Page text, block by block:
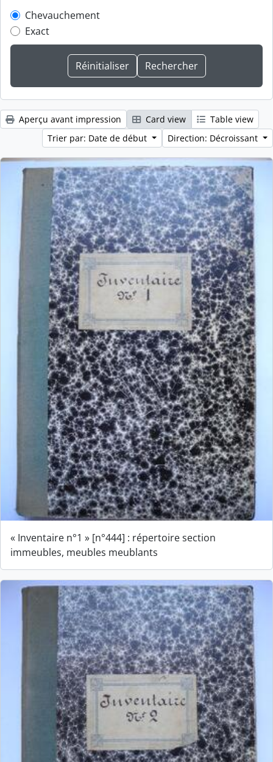
Chevauchement
Exact
Aperçu avant impression Card view
Table view
Trier par: Date de début
Direction: Décroissant
« Inventaire n°1 » [n°444] : répertoire section
immeubles, meubles meublants